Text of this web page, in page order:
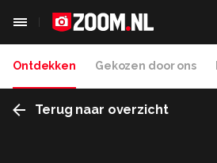
Ontdekken Gekozen door ons
Terug naar overzicht